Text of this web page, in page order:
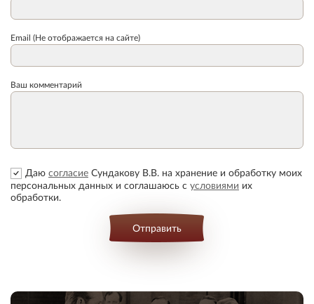
Email (Не отображается на сайте)
Ваш комментарий
Даю согласие Сундакову В.В. на хранение и обработку моих
персональных данных и соглашаюсь с условиями их
обработки.
Отправить